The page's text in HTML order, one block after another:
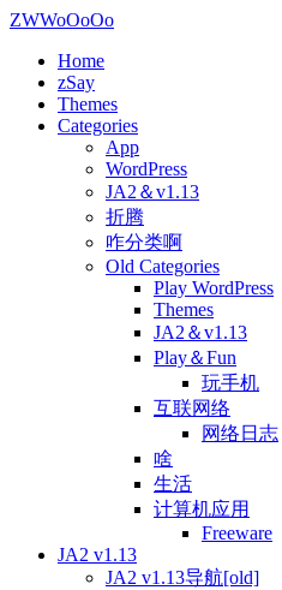
ZWWoOoOo
Home
zSay
Themes
Categories
App
WordPress
JA2＆v1.13
折腾
咋分类啊
Old Categories
Play WordPress
Themes
JA2＆v1.13
Play＆Fun
玩手机
互联网络
网络日志
啥
生活
计算机应用
Freeware
JA2 v1.13
JA2 v1.13导航[old]